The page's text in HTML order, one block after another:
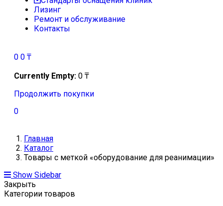
Лизинг
Ремонт и обслуживание
Контакты
0 0 ₸
Currently Empty: 0 ₸
Продолжить покупки
0
Главная
Каталог
Товары с меткой «оборудование для реанимации»
Show Sidebar
Закрыть
Категории товаров